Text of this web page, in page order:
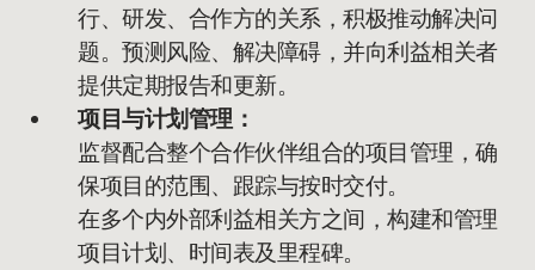
行、研发、合作方的关系，积极推动解决问
题。预测风险、解决障碍，并向利益相关者
提供定期报告和更新。
项目与计划管理：
监督配合整个合作伙伴组合的项目管理，确
保项目的范围、跟踪与按时交付。
在多个内外部利益相关方之间，构建和管理
项目计划、时间表及里程碑。